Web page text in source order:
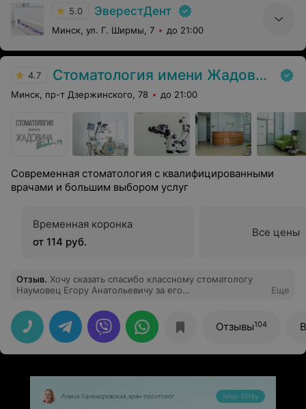
5.0 ЭверестДент
Минск, ул. Г. Ширмы, 7 до 21:00
4.7 Стоматология имени Жадовича
Минск, пр-т Дзержинского, 78 до 21:00
Современная стоматология с квалифицированными
врачами и большим выбором услуг
Временная коронка
от 114 руб.
Все цены
Отзыв. Хочу сказать спасибо классному стоматологу
Наумовец Егору Анатольевичу за его
мне подробно объяснил, рассказал, что лучше сделать
в моем случае. Спасибо!
Еще
Отзывы104